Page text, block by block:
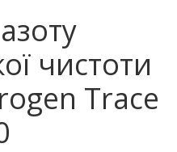
чистоти
Trace